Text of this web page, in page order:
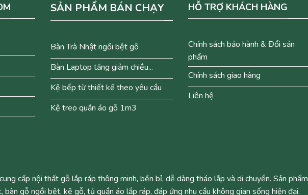
SẢN PHẨM BÁN CHẠY
Bàn Trà Nhật ngồi bệt gỗ
Bàn Laptop tăng giảm chiều...
Kệ bếp từ thiết kế theo yêu cầu
Kệ treo quần áo gỗ 1m3
HỖ TRỢ KHÁCH HÀNG
Chính sách bảo hành & Đổi sản
phẩm
Chính sách giao hàng
Liên hệ
cấp nội thất gỗ lắp ráp thông minh, bền bỉ, dễ dàng tháo lắp và di chuyển. Sản phẩm
bàn gỗ ngồi bệt, kệ gỗ, tủ quần áo lắp ráp, đáp ứng nhu cầu không gian sống hiện đại.